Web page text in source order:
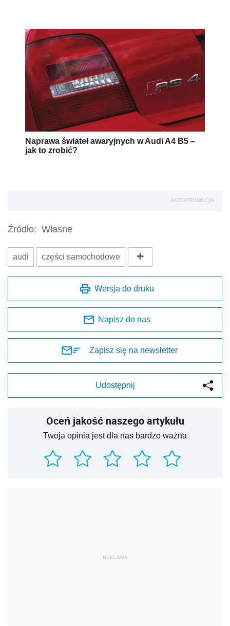
Naprawa świateł awaryjnych w Audi A4 B5 –
jak to zrobić?
AUTOPROMOCJA
Źródło: Własne
audi części samochodowe
Wersja do druku
Napisz do nas
Zapisz się na newsletter
Udostępnij
Oceń jakość naszego artykułu
Twoja opinia jest dla nas bardzo ważna
REKLAMA